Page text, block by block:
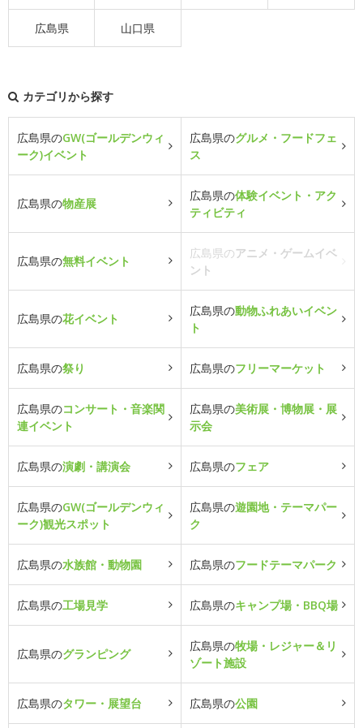
広島県 山口県
カテゴリから探す
広島県のGW(ゴールデンウィ
ーク)イベント
広島県のグルメ・フードフェ
ス
広島県の物産展
広島県の体験イベント・アク
ティビティ
広島県の無料イベント
広島県のアニメ・ゲームイベ
ント
広島県の花イベント
広島県の動物ふれあいイベン
ト
広島県の祭り 広島県のフリーマーケット
広島県のコンサート・音楽関
連イベント
広島県の美術展・博物展・展
示会
広島県の演劇・講演会 広島県のフェア
広島県のGW(ゴールデンウィ
ーク)観光スポット
広島県の遊園地・テーマパー
ク
広島県の水族館・動物園 広島県のフードテーマパーク
広島県の工場見学 広島県のキャンプ場・BBQ場
広島県のグランピング
広島県の牧場・レジャー＆リ
ゾート施設
広島県のタワー・展望台 広島県の公園